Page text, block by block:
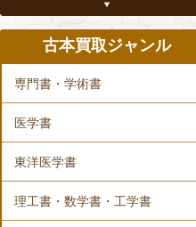
古本買取ジャンル
専門書・学術書
医学書
東洋医学書
理工書・数学書・工学書